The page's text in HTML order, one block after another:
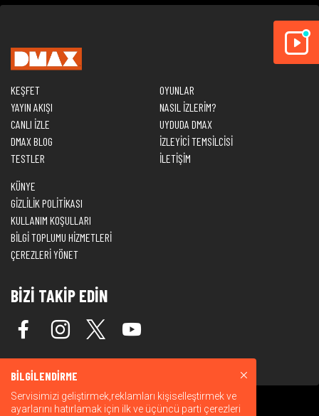
KEŞFET
YAYIN AKIŞI
CANLI İZLE
DMAX BLOG
TESTLER
OYUNLAR
NASIL İZLERİM?
UYDUDA DMAX
İZLEYİCİ TEMSİLCİSİ
İLETİŞİM
KÜNYE
GİZLİLİK POLİTİKASI
KULLANIM KOŞULLARI
BİLGİ TOPLUMU HİZMETLERİ
ÇEREZLERİ YÖNET
BİZİ TAKİP EDİN
BİLGİLENDİRME
Servisimizi geliştirmek,reklamları kişiselleştirmek ve
ayarlarını hatırlamak için ilk ve üçüncü parti çerezleri